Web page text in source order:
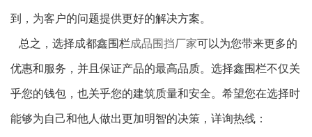
到，为客户的问题提供更好的解决方案。
总之，选择成都鑫围栏成品围挡厂家可以为您带来更多的
优惠和服务，并且保证产品的最高品质。选择鑫围栏不仅关
乎您的钱包，也关乎您的建筑质量和安全。希望您在选择时
能够为自己和他人做出更加明智的决策，详询热线：